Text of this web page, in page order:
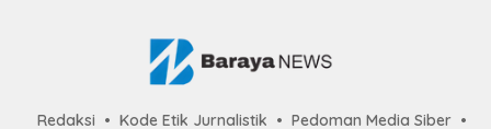
Redaksi Kode Etik Jurnalistik Pedoman Media Siber